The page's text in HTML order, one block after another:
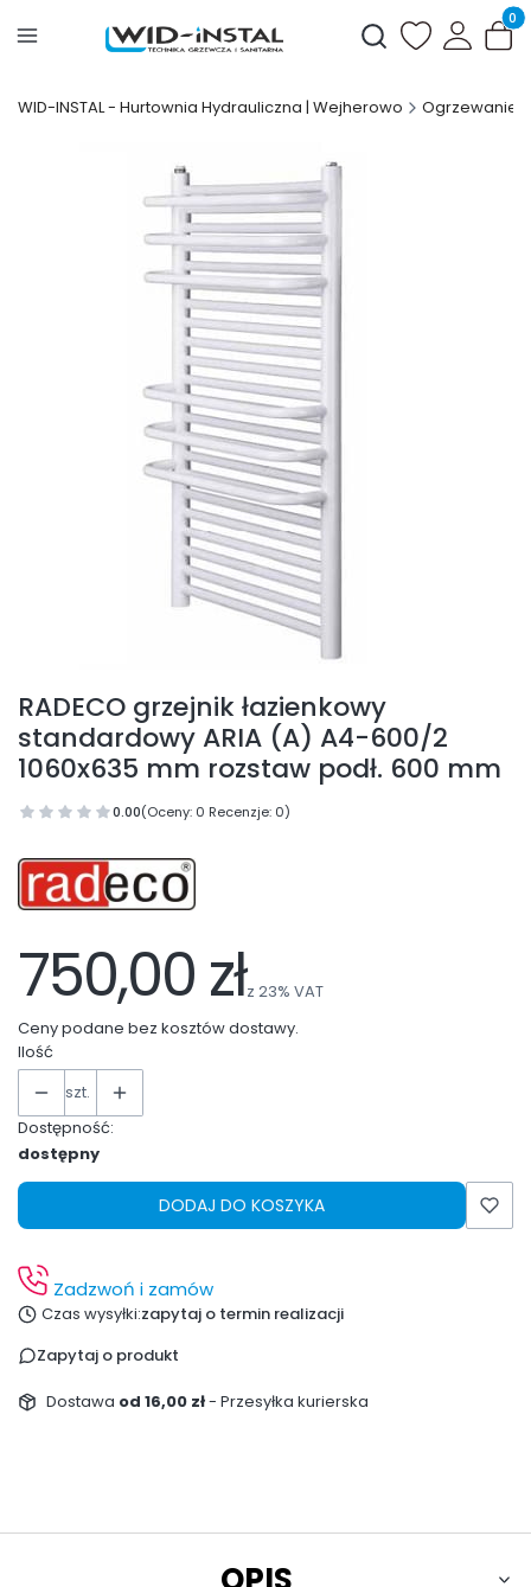
Otwórz
WID-INSTAL - Hurtownia Hydrauliczna | Wejherowo Ogrzewanie
RADECO grzejnik łazienkowy
standardowy ARIA (A) A4-600/2
1060x635 mm rozstaw podł. 600 mm
0.00(Oceny: 0 Recenzje: 0)
750,00 złz 23% VAT
Ceny podane bez kosztów dostawy.
Ilość
szt.
Dostępność:
dostępny
DODAJ DO KOSZYKA
Zadzwoń i zamów
Czas wysyłki:zapytaj o termin realizacji
Zapytaj o produkt
Dostawa od 16,00 zł- Przesyłka kurierska